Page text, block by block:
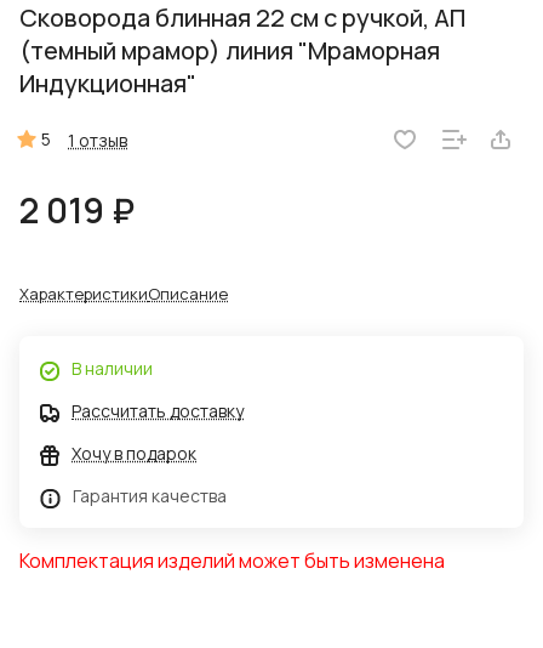
Сковорода блинная 22 см с ручкой, АП
(темный мрамор) линия "Мраморная
Индукционная"
5 1 отзыв
2 019 ₽
ХарактеристикиОписание
В наличии
Рассчитать доставку
Хочу в подарок
Гарантия качества
Комплектация изделий может быть изменена